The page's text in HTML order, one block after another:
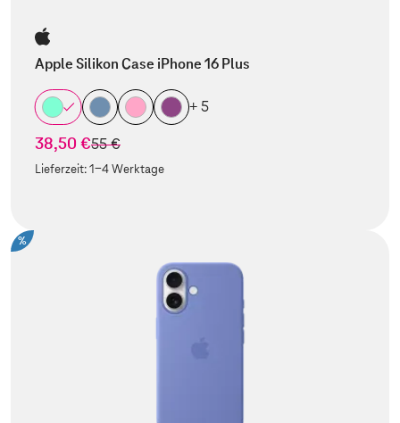
Apple Silikon Case iPhone 16 Plus
+ 5
38,50 €statt
55 €
Lieferzeit:1-4 Werktage
%